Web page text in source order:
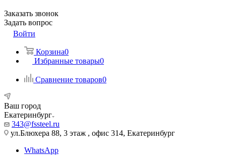
Заказать звонок
Задать вопрос
Войти
Корзина0
Избранные товары0
Сравнение товаров0
Ваш город
Екатеринбург
343@fssteel.ru
ул.Блюхера 88, 3 этаж , офис 314, Екатеринбург
WhatsApp